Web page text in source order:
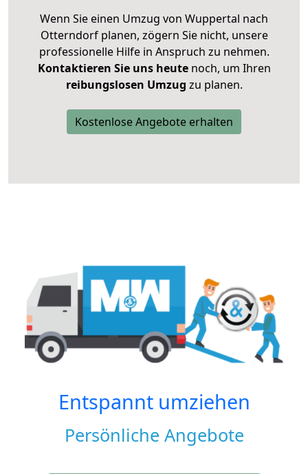
Wenn Sie einen Umzug von Wuppertal nach
Otterndorf planen, zögern Sie nicht, unsere
professionelle Hilfe in Anspruch zu nehmen.
Kontaktieren Sie uns heutenoch, um Ihren
reibungslosen Umzug zu planen.
Kostenlose Angebote erhalten
Entspannt umziehen
Persönliche Angebote